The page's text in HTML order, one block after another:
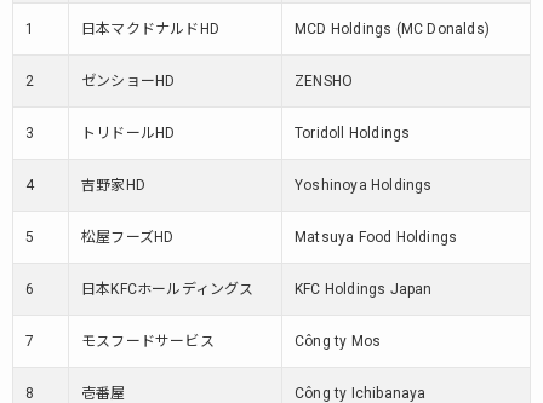
1 日本マクドナルドHD MCD Holdings (MC Donalds)
2 ゼンショーHD ZENSHO
3 トリドールHD Toridoll Holdings
4 吉野家HD Yoshinoya Holdings
5 松屋フーズHD Matsuya Food Holdings
6 日本KFCホールディングス KFC Holdings Japan
7 モスフードサービス Công ty Mos
8 壱番屋 Công ty Ichibanaya